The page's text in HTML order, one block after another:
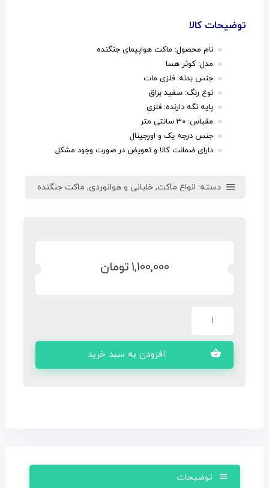
توضیحات کالا
نام محصول: ماکت هواپیمای جنگنده
مدل: کوثر هسا
جنس بدنه: فلزی مات
نوع رنگ: سفید براق
پایه نگه دارنده: فلزی
مقیاس: 30 سانتی متر
جنس درجه یک و اورجینال
دارای ضمانت کالا و تعویض در صورت وجود مشکل
دسته: انواع ماکت, خلبانی و هوانوردی, ماکت جنگنده
1,100,000 تومان
افزودن به سبد خرید
توضیحات